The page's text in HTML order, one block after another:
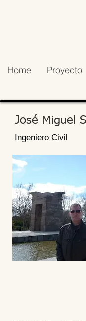
Home Proyecto
José Miguel
Ingeniero Civil